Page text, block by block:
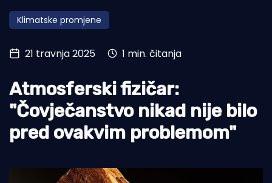
Obala
Otoci
Turizam i nautika
Pomorstvo
Ribolov
Ekologija
Klimatske promjene
21 travnja 2025 1 min. čitanja
Atmosferski fizičar:
"Čovječanstvo nikad nije bilo
pred ovakvim problemom"